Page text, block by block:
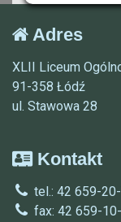
Adres
XLII Liceum
91-358 Łódź
ul. Stawowa 28
Kontakt
tel.: 42 659-
fax: 42 659-